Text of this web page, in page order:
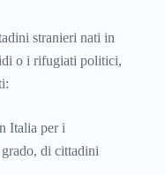
stranieri nati in
o i rifugiati politici,
Italia per i
di cittadini